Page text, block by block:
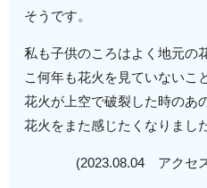
そうです。
私も子供のころはよく地元の
こ何年も花火を見ていないこ
花火が上空で破裂した時のあ
花火をまた感じたくなりました
(2023.08.04 アクセ